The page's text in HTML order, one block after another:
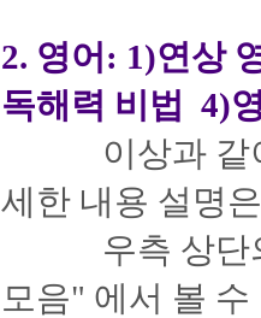
2. 영어: 1)연상
독해력 비법 4)
이상과 같이
세한 내용 설명
우측 상단의 '
모음" 에서 볼